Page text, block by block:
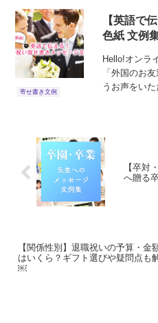
寄せ書き文例
【英語で
色紙 文例
Hello!オンラ
「外国のお
うお声をい
【卒対
へ贈る
【関係性別】退職祝いの予算・金
はいくら？ギフト選びや疑問点も
￼